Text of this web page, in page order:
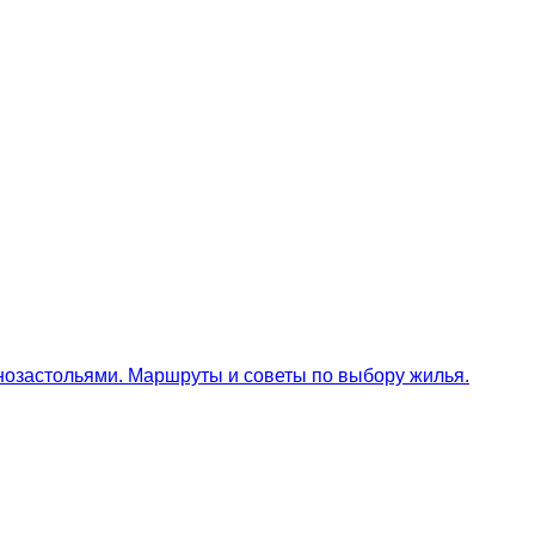
Маршруты и советы по выбору жилья.